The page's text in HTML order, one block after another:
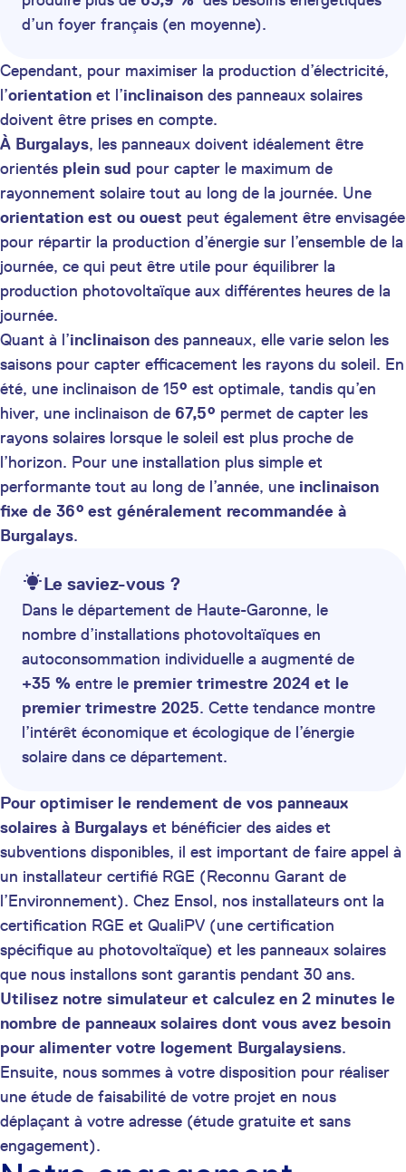
d’un foyer français (en moyenne).
Cependant, pour maximiser la production d’électricité,
l’orientation et l’inclinaison des panneaux solaires
doivent être prises en compte.
À Burgalays, les panneaux doivent idéalement être
orientés plein sud pour capter le maximum de
rayonnement solaire tout au long de la journée. Une
orientation est ou ouest peut également être envisagée
pour répartir la production d’énergie sur l’ensemble de la
journée, ce qui peut être utile pour équilibrer la
production photovoltaïque aux différentes heures de la
journée.
Quant à l’inclinaison des panneaux, elle varie selon les
saisons pour capter efficacement les rayons du soleil. En
été, une inclinaison de 15° est optimale, tandis qu’en
hiver, une inclinaison de 67,5° permet de capter les
rayons solaires lorsque le soleil est plus proche de
l’horizon. Pour une installation plus simple et
performante tout au long de l’année, une inclinaison
fixe de 36° est généralement recommandée à
Burgalays.
Le saviez-vous ?
Dans le département de Haute-Garonne, le
nombre d’installations photovoltaïques en
autoconsommation individuelle a augmenté de
+35 % entre le premier trimestre 2024 et le
premier trimestre 2025. Cette tendance montre
l’intérêt économique et écologique de l’énergie
solaire dans ce département.
Pour optimiser le rendement de vos panneaux
solaires à Burgalays et bénéficier des aides et
subventions disponibles, il est important de faire appel à
un installateur certifié RGE (Reconnu Garant de
l’Environnement). Chez Ensol, nos installateurs ont la
certification RGE et QualiPV (une certification
spécifique au photovoltaïque) et les panneaux solaires
que nous installons sont garantis pendant 30 ans.
Utilisez notre simulateur et calculez en 2 minutes le
nombre de panneaux solaires dont vous avez besoin
pour alimenter votre logement Burgalaysiens.
Ensuite, nous sommes à votre disposition pour réaliser
une étude de faisabilité de votre projet en nous
déplaçant à votre adresse (étude gratuite et sans
engagement).